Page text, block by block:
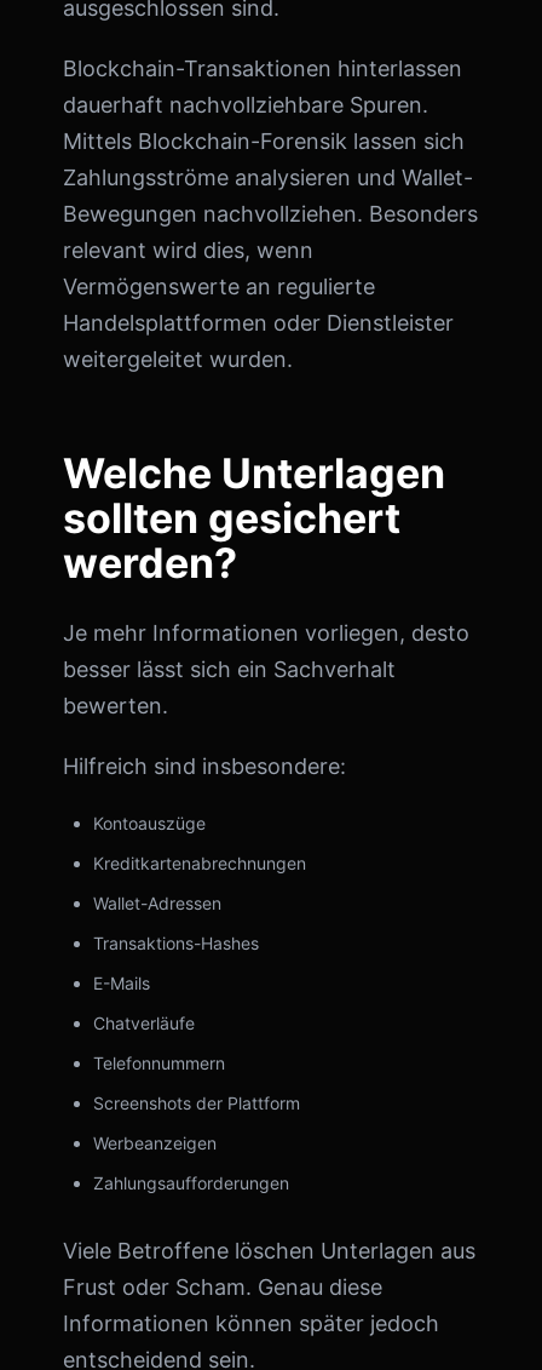
ausgeschlossen sind.
Blockchain-Transaktionen hinterlassen
dauerhaft nachvollziehbare Spuren.
Mittels Blockchain-Forensik lassen sich
Zahlungsströme analysieren und Wallet-
Bewegungen nachvollziehen. Besonders
relevant wird dies, wenn
Vermögenswerte an regulierte
Handelsplattformen oder Dienstleister
weitergeleitet wurden.
Welche Unterlagen
sollten gesichert
werden?
Je mehr Informationen vorliegen, desto
besser lässt sich ein Sachverhalt
bewerten.
Hilfreich sind insbesondere:
Kontoauszüge
Kreditkartenabrechnungen
Wallet-Adressen
Transaktions-Hashes
E-Mails
Chatverläufe
Telefonnummern
Screenshots der Plattform
Werbeanzeigen
Zahlungsaufforderungen
Viele Betroffene löschen Unterlagen aus
Frust oder Scham. Genau diese
Informationen können später jedoch
entscheidend sein.